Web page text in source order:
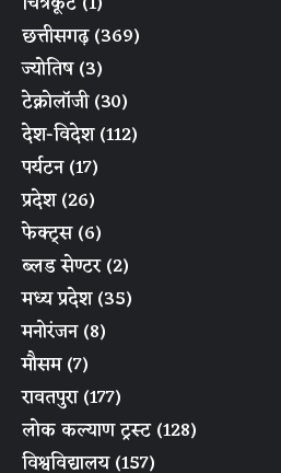
छत्तीसगढ़(369)
ज्योतिष(3)
टेक्नोलॉजी(30)
देश-विदेश(112)
पर्यटन(17)
प्रदेश(26)
फेक्ट्स(6)
ब्लड सेण्टर(2)
मध्य प्रदेश(35)
मनोरंजन(8)
मौसम(7)
रावतपुरा(177)
लोक कल्याण ट्रस्ट(128)
विश्वविद्यालय(157)